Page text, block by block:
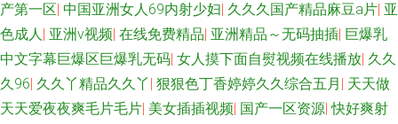
产第一区| 中国亚洲女人69内射少妇| 久久久国产精品麻豆a片| 亚
色成人| 亚洲v视频| 在线免费精品| 亚洲精品～无码抽插| 巨爆乳
中文字幕巨爆区巨爆乳无码| 女人摸下面自熨视频在线播放| 久久
久96| 久久丫精品久久丫 | 狠狠色丁香婷婷久久综合五月 | 天天做
天天爱夜夜爽毛片毛片| 美女插插视频| 国产一区资源|快好爽射